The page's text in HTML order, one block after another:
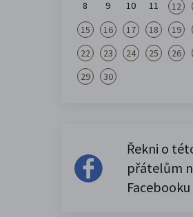
8 9 10 11 12
15
16 17 18 19
22
23 24 25 26
29
30
Řekni o
přátelům
Facebooku